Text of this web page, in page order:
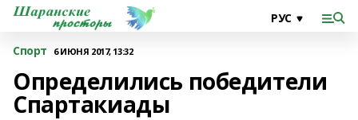
Спорт 6 ИЮНЯ 2017, 13:32
Определились победители
Спартакиады